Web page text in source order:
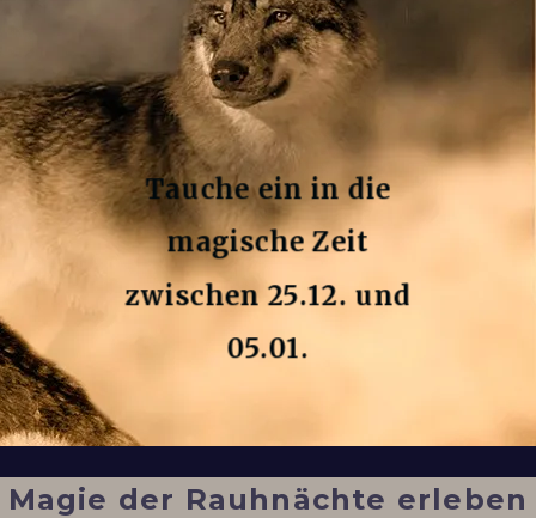
Tauche ein in die
magische Zeit
zwischen 25.12. und
05.01.
Magie der Rauhnächte erleben